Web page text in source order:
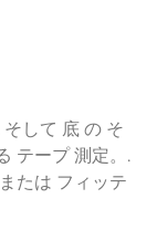
そして 底 の そ
テープ測定。.
または フィッテ